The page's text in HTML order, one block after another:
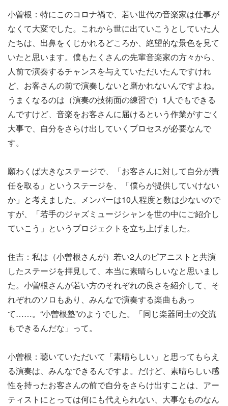
小曽根：特にこのコロナ禍で、若い世代の音楽家は仕事が
なくて大変でした。これから世に出ていこうとしていた人
たちは、出鼻をくじかれるどころか、絶望的な景色を見て
いたと思います。僕もたくさんの先輩音楽家の方々から、
人前で演奏するチャンスを与えていただいたんですけれ
ど、お客さんの前で演奏しないと磨かれないんですよね。
うまくなるのは（演奏の技術面の練習で）1人でもできる
んですけど、音楽をお客さんに届けるという作業がすごく
大事で、自分をさらけ出していくプロセスが必要なんで
す。
願わくば大きなステージで、「お客さんに対して自分が責
任を取る」というステージを、「僕らが提供していけない
か」と考えました。メンバーは10人程度と数は少ないので
すが、「若手のジャズミュージシャンを世の中にご紹介し
ていこう」というプロジェクトを立ち上げました。
住吉：私は（小曽根さんが）若い2人のピアニストと共演
したステージを拝見して、本当に素晴らしいなと思いまし
た。小曽根さんが若い方のそれぞれの良さを紹介して、そ
れぞれのソロもあり、みんなで演奏する楽曲もあっ
て……。“小曽根塾”のようでした。「同じ楽器同士の交流
もできるんだな」って。
小曽根：聴いていただいて「素晴らしい」と思ってもらえ
る演奏は、みんなできるんですよ。だけど、素晴らしい感
性を持ったお客さんの前で自分をさらけ出すことは、アー
ティストにとっては何にも代えられない、大事なものなん